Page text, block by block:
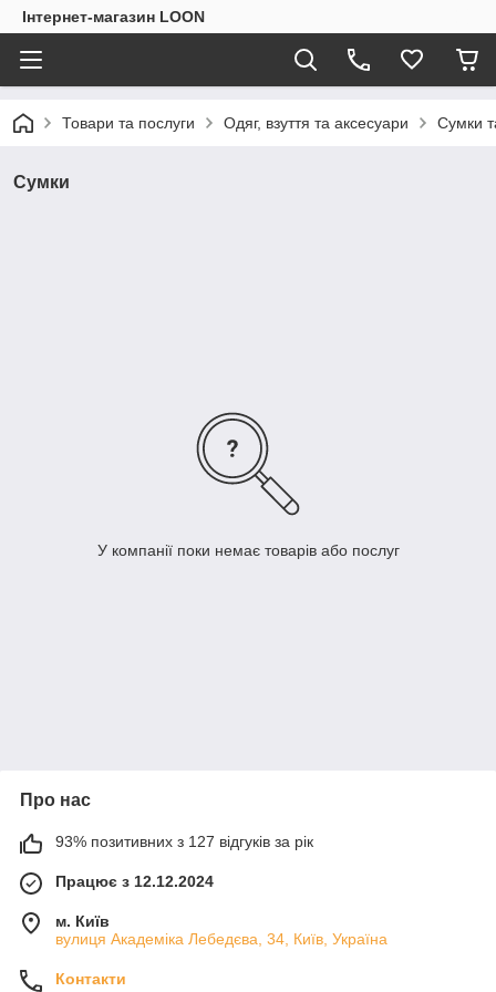
Інтернет-магазин LOON
Товари та послуги Одяг, взуття та аксесуари Сумки
Сумки
У компанії поки немає товарів або послуг
Про нас
93% позитивних з 127 відгуків за рік
Працює з 12.12.2024
м. Київ
вулиця Академіка Лебедєва, 34, Київ, Україна
Контакти